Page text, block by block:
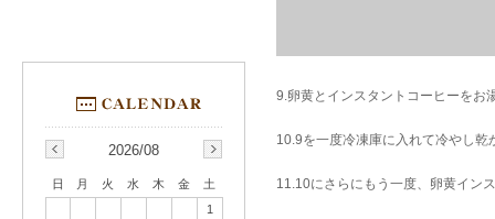
9.卵黄とインスタントコーヒーをお
10.9を一度冷凍庫に入れて冷やし乾
11.10にさらにもう一度、卵黄イン
2026/08
日 月 火 水 木 金
土
1